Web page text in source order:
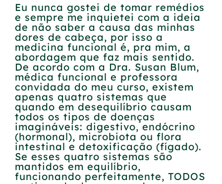
Eu nunca gostei de tomar remédios
e sempre me inquietei com a ideia
de não saber a causa das minhas
dores de cabeça, por isso a
medicina funcional é, pra mim, a
abordagem que faz mais sentido.
De acordo com a Dra. Susan Blum,
médica funcional e professora
convidada do meu curso, existem
apenas quatro sistemas que
quando em desequilíbrio causam
todos os tipos de doenças
imagináveis: digestivo, endócrino
(hormonal), microbiota ou flora
intestinal e detoxificação (fígado).
Se esses quatro sistemas são
mantidos em equilíbrio,
funcionando perfeitamente, TODOS